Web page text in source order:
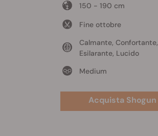
150 - 190 cm
Fine ottobre
Calmante, Confortante,
Esilarante, Lucido
Medium
Acquista Shogun